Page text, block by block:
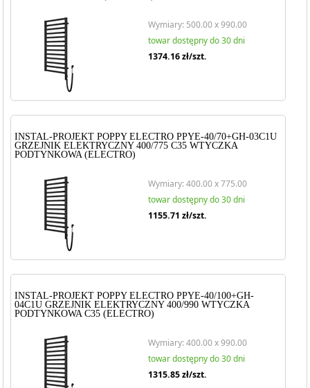
Wymiary: 500.00 x 990.00
towar dostępny do 30 dni
1374.16zł/szt.
INSTAL-PROJEKT POPPY ELECTRO PPYE-40/70+GH-03C1U
GRZEJNIK ELEKTRYCZNY 400/775 C35 WTYCZKA
PODTYNKOWA (ELECTRO)
Wymiary: 400.00 x 775.00
towar dostępny do 30 dni
1155.71 zł/szt.
INSTAL-PROJEKT POPPY ELECTRO PPYE-40/100+GH-
04C1U GRZEJNIK ELEKTRYCZNY 400/990 WTYCZKA
PODTYNKOWA C35 (ELECTRO)
Wymiary: 400.00 x 990.00
towar dostępny do 30 dni
1315.85zł/szt.